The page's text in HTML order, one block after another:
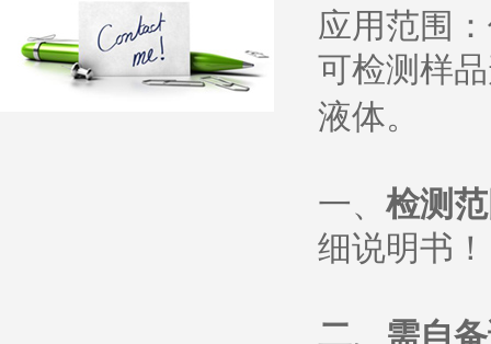
应用范围
可检测样
液体。
一、 检测
细说明书 ！
二、需自